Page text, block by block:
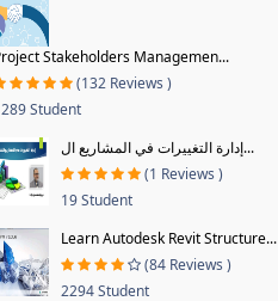
Stakeholders Managemen...
(132 Reviews )
Student
إدارة التغييرات في المشاريع ال...
(1 Reviews )
19 Student
Learn Autodesk Revit Structure...
(84 Reviews )
2294 Student